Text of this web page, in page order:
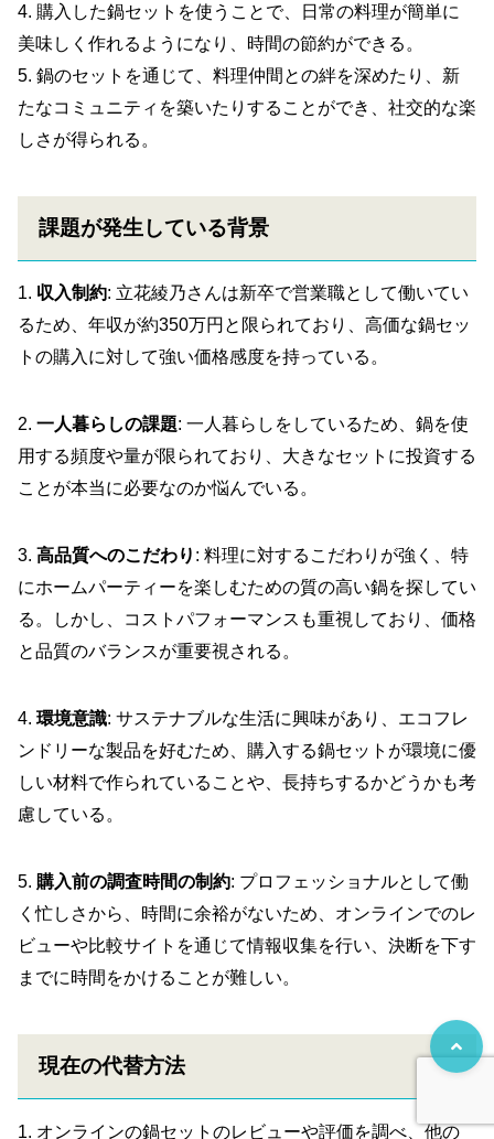
4. 購入した鍋セットを使うことで、日常の料理が簡単に
美味しく作れるようになり、時間の節約ができる。
5. 鍋のセットを通じて、料理仲間との絆を深めたり、新
たなコミュニティを築いたりすることができ、社交的な楽
しさが得られる。
課題が発生している背景
1. 収入制約: 立花綾乃さんは新卒で営業職として働いてい
るため、年収が約350万円と限られており、高価な鍋セッ
トの購入に対して強い価格感度を持っている。
2. 一人暮らしの課題: 一人暮らしをしているため、鍋を使
用する頻度や量が限られており、大きなセットに投資する
ことが本当に必要なのか悩んでいる。
3. 高品質へのこだわり : 料理に対するこだわりが強く、特
にホームパーティーを楽しむための質の高い鍋を探してい
る。しかし、コストパフォーマンスも重視しており、価格
と品質のバランスが重要視される。
4. 環境意識: サステナブルな生活に興味があり、エコフレ
ンドリーな製品を好むため、購入する鍋セットが環境に優
しい材料で作られていることや、長持ちするかどうかも考
慮している。
5. 購入前の調査時間の制約: プロフェッショナルとして働
く忙しさから、時間に余裕がないため、オンラインでのレ
ビューや比較サイトを通じて情報収集を行い、決断を下す
までに時間をかけることが難しい。
現在の代替方法
1. オンラインの鍋セットのレビューや評価を調べ、他の